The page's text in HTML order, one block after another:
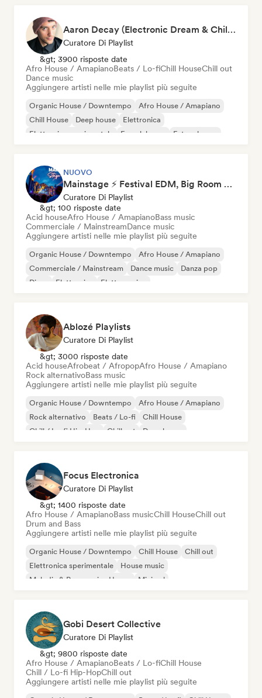
Aaron Decay (Electronic Dream & Chill Electronic Dream playlists)
Curatore Di Playlist
&gt; 3900 risposte date
Afro House / AmapianoBeats / Lo-fiChill HouseChill out
Dance music
Aggiungere artisti nelle mie playlist più seguite
Organic House / Downtempo
Afro House / Amapiano
Chill House
Deep house
Elettronica
Elettronica sperimentale
French house Future house
NUOVO
Mainstage ⚡ Festival EDM, Big Room & House Anthems
Curatore Di Playlist
&gt; 100 risposte date
Acid houseAfro House / AmapianoBass music
Commerciale / MainstreamDance music
Aggiungere artisti nelle mie playlist più seguite
Organic House / Downtempo
Afro House / Amapiano
Commerciale / Mainstream
Dance music
Danza pop
Disco
Elettronica Elettro swing
Ablozé Playlists
Curatore Di Playlist
&gt; 3000 risposte date
Acid houseAfrobeat / AfropopAfro House / Amapiano
Rock alternativoBass music
Aggiungere artisti nelle mie playlist più seguite
Organic House / Downtempo
Afro House / Amapiano
Rock alternativo
Beats / Lo-fi
Chill House
Chill / Lo-fi Hip-Hop
Chill out Deep house
Focus Electronica
Curatore Di Playlist
&gt; 1400 risposte date
Afro House / AmapianoBass musicChill HouseChill out
Drum and Bass
Aggiungere artisti nelle mie playlist più seguite
Organic House / Downtempo Chill House
Chill out
Elettronica sperimentale
House music
Melodic & Progressive House
Minimal
Gobi Desert Collective
Curatore Di Playlist
&gt; 9800 risposte date
Afro House / AmapianoBeats / Lo-fiChill House
Chill / Lo-fi Hip-HopChill out
Aggiungere artisti nelle mie playlist più seguite